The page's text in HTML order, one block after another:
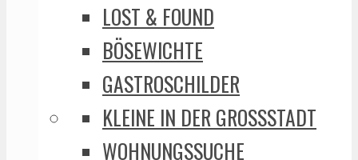
LOST & FOUND
BÖSEWICHTE
GASTROSCHILDER
KLEINE IN DER GROSSSTADT
WOHNUNGSSUCHE